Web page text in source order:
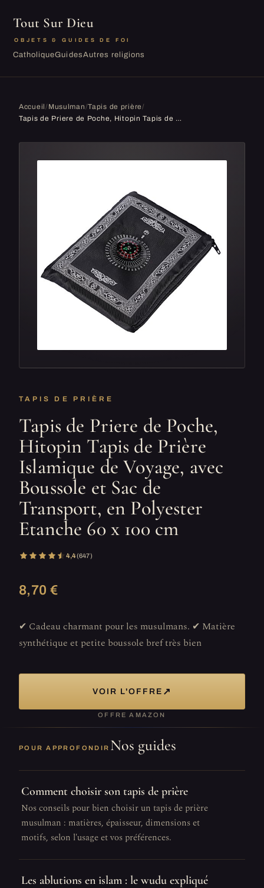
Tout Sur Dieu
OBJETS & GUIDES DE FOI
CatholiqueGuidesAutres religions
Accueil/ Musulman/Tapis de prière/
Tapis de Priere de Poche, Hitopin Tapis de Prière Islamique de Voyage, avec Boussole et Sac de Transport, en Polyester Etanche 60 x 100 cm
TAPIS DE PRIÈRE
Tapis de Priere de Poche,
Hitopin Tapis de Prière
Islamique de Voyage, avec
Boussole et Sac de
Transport, en Polyester
Etanche 60 x 100 cm
4,4(647)
8,70 €
✔ Cadeau charmant pour les musulmans. ✔ Matière
synthétique et petite boussole bref très bien
VOIR L'OFFRE ↗
OFFRE AMAZON
POUR APPROFONDIR Nos guides
Comment choisir son tapis de prière
Nos conseils pour bien choisir un tapis de prière
musulman : matières, épaisseur, dimensions et
motifs, selon l'usage et vos préférences.
Les ablutions en islam : le wudu expliqué